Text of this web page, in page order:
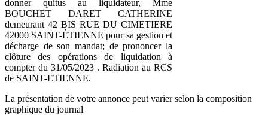
donner quitus au liquidateur, Mme
BOUCHET DARET CATHERINE
demeurant 42 BIS RUE DU CIMETIERE
42000 SAINT-ÉTIENNE pour sa gestion et
décharge de son mandat; de prononcer la
clôture des opérations de liquidation à
compter du 31/05/2023 . Radiation au RCS
de SAINT-ETIENNE.
La présentation de votre annonce peut varier selon la composition
graphique du journal